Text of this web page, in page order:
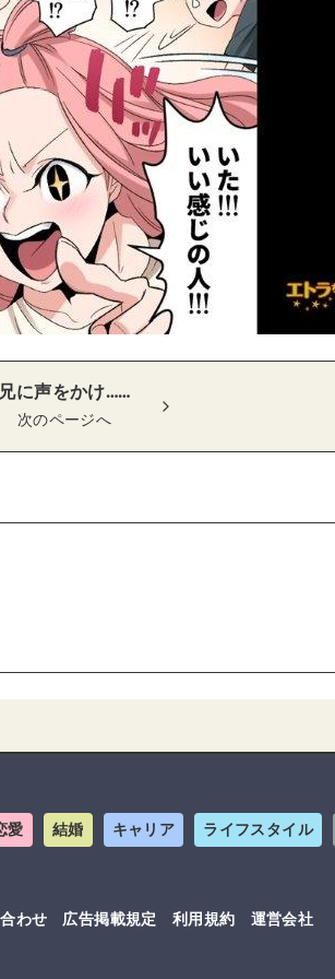
に声をかけ……
次のページへ
愛 結婚 キャリア ライフスタイル
わせ 広告掲載規定 利用規約 運営会社